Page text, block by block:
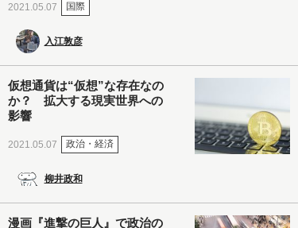
2021.05.07 国際
入江敦彦
仮想通貨は“仮想”な存在なの
か？ 拡大する現実世界への
影響
2021.05.07 政治・経済
柳井政和
漫画『進撃の巨人』で政治の